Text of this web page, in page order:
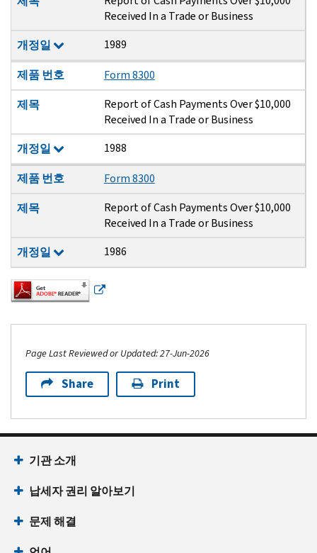
Received In a Trade or Business
개정일
1989
제품 번호
Form 8300
제목
Report of Cash Payments Over $10,000
Received In a Trade or Business
개정일
1988
제품 번호
Form 8300
제목
Report of Cash Payments Over $10,000
Received In a Trade or Business
개정일
1986
Page Last Reviewed or Updated: 27-Jun-2026
Share Print
Footer Navigation
기관 소개
납세자 권리 알아보기
문제 해결